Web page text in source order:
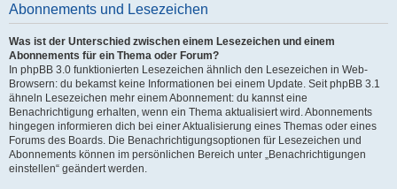
Abonnements und Lesezeichen
Was ist der Unterschied zwischen einem Lesezeichen und einem
Abonnements für ein Thema oder Forum?
In phpBB 3.0 funktionierten Lesezeichen ähnlich den Lesezeichen in Web-
Browsern: du bekamst keine Informationen bei einem Update. Seit phpBB 3.1
ähneln Lesezeichen mehr einem Abonnement: du kannst eine
Benachrichtigung erhalten, wenn ein Thema aktualisiert wird. Abonnements
hingegen informieren dich bei einer Aktualisierung eines Themas oder eines
Forums des Boards. Die Benachrichtigungsoptionen für Lesezeichen und
Abonnements können im persönlichen Bereich unter „Benachrichtigungen
einstellen“ geändert werden.